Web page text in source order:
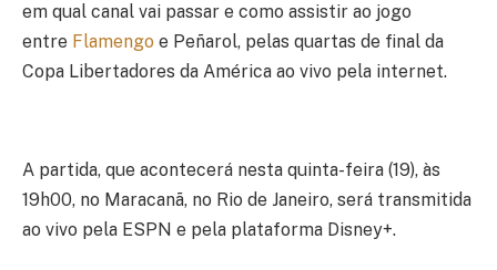
em qual canal vai passar e como assistir ao jogo
entre Flamengo e Peñarol, pelas quartas de final da
Copa Libertadores da América ao vivo pela internet.
A partida, que acontecerá nesta quinta-feira (19), às
19h00, no Maracanã, no Rio de Janeiro, será transmitida
ao vivo pela ESPN e pela plataforma Disney+.